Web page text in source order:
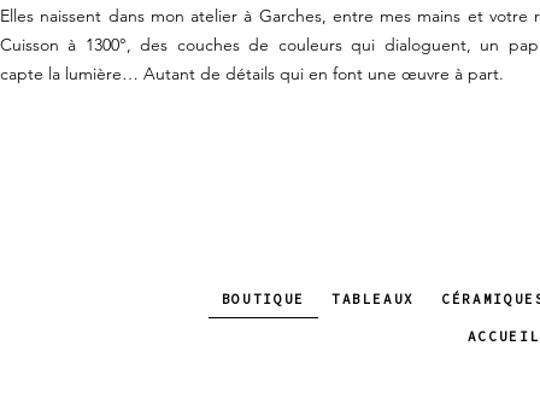
​Elles naissent dans mon atelier à Garches, entre mes mains et votre
Cuisson à 1300°, des couches de couleurs qui dialoguent, un
capte la lumière… Autant de détails qui en font une œuvre à part.
BOUTIQUE TABLEAUX
ACCUEIL